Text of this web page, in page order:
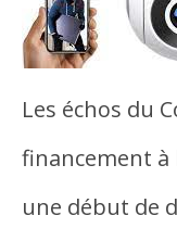
Les échos du
financement
une début de